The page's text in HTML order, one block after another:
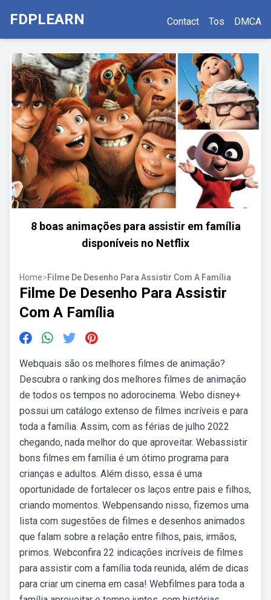
FDPLEARN Contact Tos DMCA
8 boas animações para assistir em família
disponíveis no Netflix
Home>Filme De Desenho Para Assistir Com A Família
Filme De Desenho Para Assistir
Com A Família
Webquais são os melhores filmes de animação?
Descubra o ranking dos melhores filmes de animação
de todos os tempos no adorocinema. Webo disney+
possui um catálogo extenso de filmes incríveis e para
toda a família. Assim, com as férias de julho 2022
chegando, nada melhor do que aproveitar. Webassistir
bons filmes em família é um ótimo programa para
crianças e adultos. Além disso, essa é uma
oportunidade de fortalecer os laços entre pais e filhos,
criando momentos. Webpensando nisso, fizemos uma
lista com sugestões de filmes e desenhos animados
que falam sobre a relação entre filhos, pais, irmãos,
primos. Webconfira 22 indicações incríveis de filmes
para assistir com a família toda reunida, além de dicas
para criar um cinema em casa! Webfilmes para toda a